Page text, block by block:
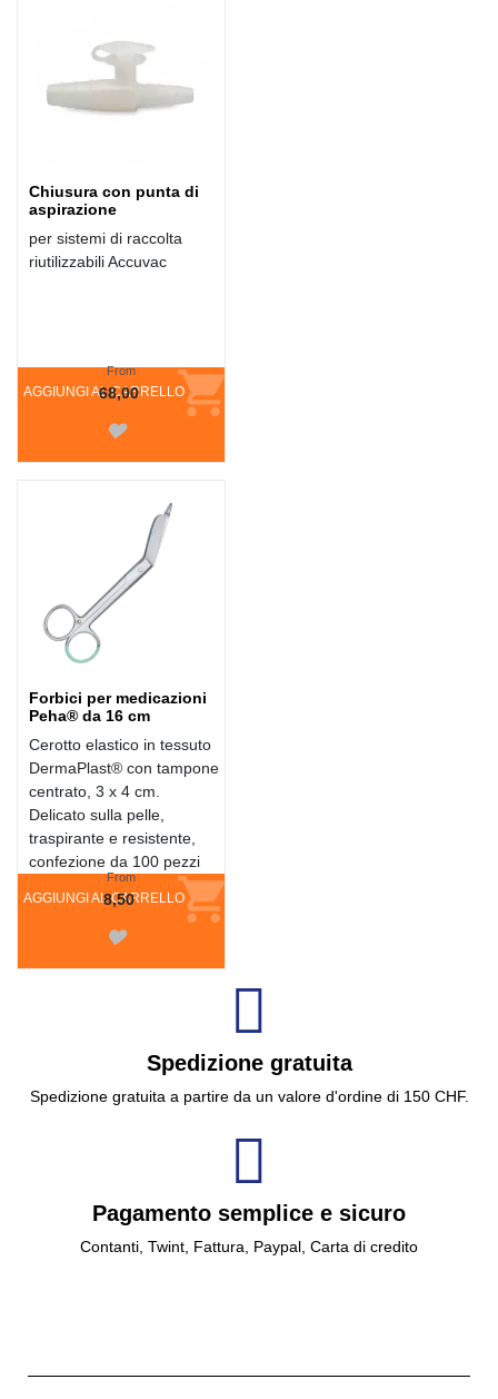
Chiusura con punta di
aspirazione
per sistemi di raccolta
riutilizzabili Accuvac
AGGIUNGI AL CARRELLO
From
68,00
Forbici per medicazioni
Peha® da 16 cm
Cerotto elastico in tessuto
DermaPlast® con tampone
centrato, 3 x 4 cm.
Delicato sulla pelle,
traspirante e resistente,
confezione da 100 pezzi
AGGIUNGI AL CARRELLO
From
8,50
Spedizione gratuita
Spedizione gratuita a partire da un valore d'ordine di 150 CHF.
Pagamento semplice e sicuro
Contanti, Twint, Fattura, Paypal, Carta di credito